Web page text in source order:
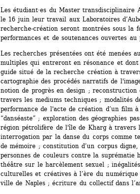
Les étudiant·es du Master transdisciplinaire
le 16 juin leur travail aux Laboratoires
recherche-création seront montrées sous la
performances et de soutenances ouvertes au
Les recherches présentées ont été menées
multiples qui entreront en résonance et dont
guide situé de la recherche création à
cartographie des procédés narratifs de
notion de progrès en design ; reconstruction
travers les mediums techniques ; modalités
performance de l'acte de création d’un film
“danséaste” ; exploration des géographies
région pétrolifère de l'île de Kharg à travers
interrogation par la danse du corps comme
de mémoire ; constitution d’un corpus
personnes de couleurs contre la suprématie
théâtre sur le harcèlement sexuel ;
culturelles et créatives à l’ère du
ville de Naples ; écriture du collectif dans